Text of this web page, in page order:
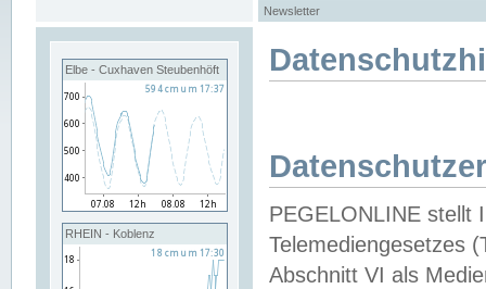
Newsletter
Elbe - Cuxhaven Steubenhöft
RHEIN - Koblenz
PEGELONLINE stellt
Telemediengesetzes
Abschnitt VI als